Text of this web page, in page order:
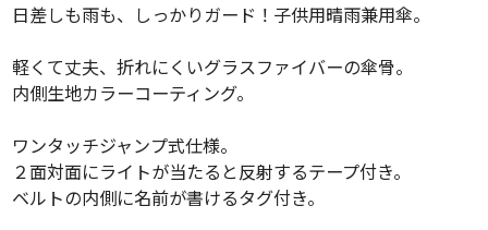
日差しも雨も、しっかりガード！子供用晴雨兼用傘。
軽くて丈夫、折れにくいグラスファイバーの傘骨。
内側生地カラーコーティング。
ワンタッチジャンプ式仕様。
２面対面にライトが当たると反射するテープ付き。
ベルトの内側に名前が書けるタグ付き。